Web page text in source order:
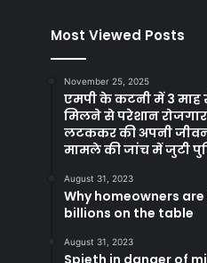
Most Viewed Posts
November 25, 2025
एमपी के कटनी में 3 माह
मिलने से परेशान
लटककर की अपनी जीवन
मामले की जांच में जुटी
August 31, 2023
Why homeowners
billions on the table
August 31, 2023